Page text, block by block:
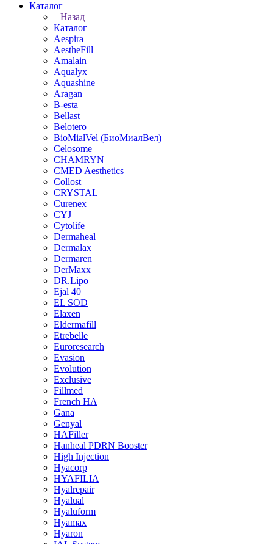
Каталог
Назад
Каталог
Aespira
AestheFill
Amalain
Aqualyx
Aquashine
Aragan
B-esta
Bellast
Belotero
BioMialVel (БиоМиалВел)
Celosome
CHAMRYN
CMED Aesthetics
Collost
CRYSTAL
Curenex
CYJ
Cytolife
Dermaheal
Dermalax
Dermaren
DerMaxx
DR.Lipo
Ejal 40
EL SOD
Elaxen
Eldermafill
Etrebelle
Euroresearch
Evasion
Evolution
Exclusive
Fillmed
French HA
Gana
Genyal
HAFiller
Hanheal PDRN Booster
High Injection
Hyacorp
HYAFILIA
Hyalrepair
Hyalual
Hyaluform
Hyamax
Hyaron